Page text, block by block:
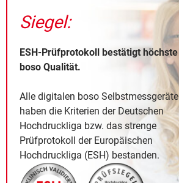
Siegel:
ESH-Prüfprotokoll bestätigt höchste
boso Qualität.
Alle digitalen boso Selbstmessgeräte
haben die Kriterien der Deutschen
Hochdruckliga bzw. das strenge
Prüfprotokoll der Europäischen
Hochdruckliga (ESH) bestanden.